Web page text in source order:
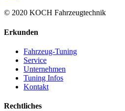
© 2020 KOCH Fahrzeugtechnik
Erkunden
Fahrzeug-Tuning
Service
Unternehmen
Tuning Infos
Kontakt
Rechtliches